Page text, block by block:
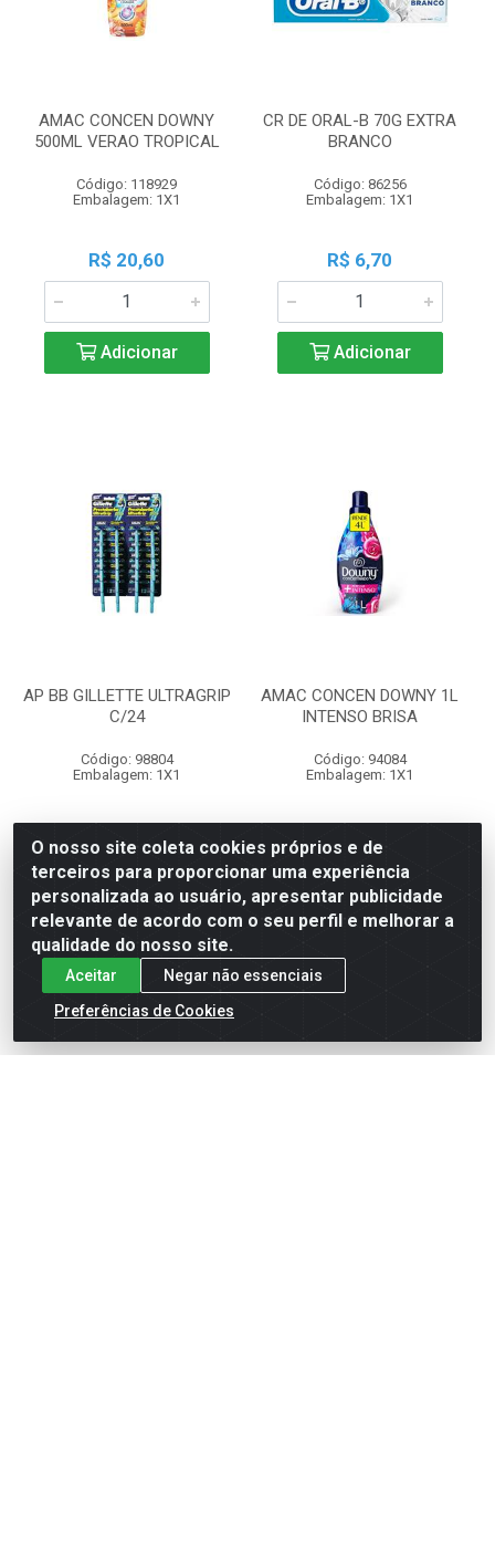
AMAC CONCEN DOWNY
500ML VERAO TROPICAL
Código: 118929
Embalagem: 1X1
R$ 20,60
Adicionar
CR DE ORAL-B 70G EXTRA
BRANCO
Código: 86256
Embalagem: 1X1
R$ 6,70
Adicionar
AP BB GILLETTE ULTRAGRIP
C/24
Código: 98804
Embalagem: 1X1
R$ 112,30
Adicionar
AMAC CONCEN DOWNY 1L
INTENSO BRISA
Código: 94084
Embalagem: 1X1
R$ 37,15
Adicionar
O nosso site coleta cookies próprios e de
terceiros para proporcionar uma experiência
personalizada ao usuário, apresentar publicidade
relevante de acordo com o seu perfil e melhorar a
qualidade do nosso site.
Aceitar
Negar não essenciais
Preferências de Cookies